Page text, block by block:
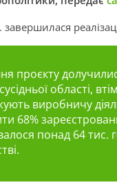
проєкту
області,
виробничу
68%
понад 64 тис.